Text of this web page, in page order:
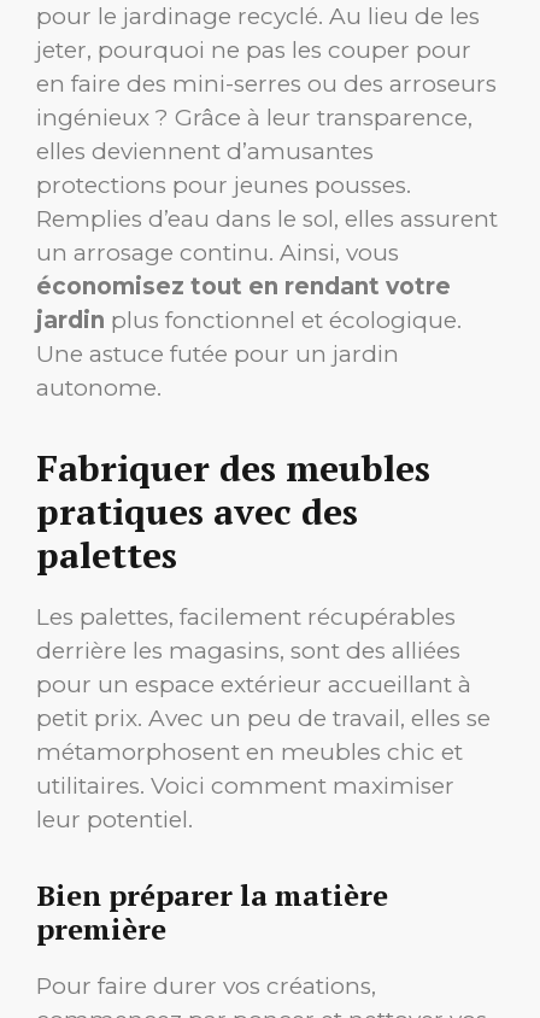
pour le jardinage recyclé. Au lieu de les
jeter, pourquoi ne pas les couper pour
en faire des mini-serres ou des arroseurs
ingénieux ? Grâce à leur transparence,
elles deviennent d’amusantes
protections pour jeunes pousses.
Remplies d’eau dans le sol, elles assurent
un arrosage continu. Ainsi, vous
économisez tout en rendant votre
jardin plus fonctionnel et écologique.
Une astuce futée pour un jardin
autonome.
Fabriquer des meubles
pratiques avec des
palettes
Les palettes, facilement récupérables
derrière les magasins, sont des alliées
pour un espace extérieur accueillant à
petit prix. Avec un peu de travail, elles se
métamorphosent en meubles chic et
utilitaires. Voici comment maximiser
leur potentiel.
Bien préparer la matière
première
Pour faire durer vos créations,